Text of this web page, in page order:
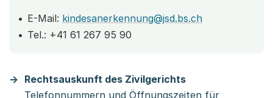
E-Mail: kindesanerkennung@jsd.bs.ch
Tel.: +41 61 267 95 90
Rechtsauskunft des Zivilgerichts
Telefonnummern und Öffnungszeiten für